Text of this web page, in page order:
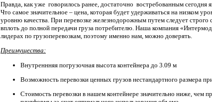
Правда, как уже говорилось ранее, достаточно востребованным сегодня
Что самое значительное – цена, которая будет удерживаться на низком
уровню качества. При перевозке железнодорожным путем следует строго
вплоть до полной передачи груза потребителю. Наша компания
лидерах по грузоперевозкам, поэтому именно нам, можно доверять.
Преимущества:
Внутреннняя погрузочная высота контейнера до 3.09 м
Возможность перевозки ценных грузов нестандартного размера
Стоимость перевозки в нашем контейнере значительно ниже, чем